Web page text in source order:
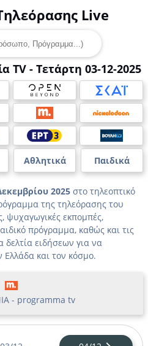
Live
TV - Τετάρτη 03-12-2025
Αθλητικά Παιδικά
2025 στο τηλεοπτικό
της τηλεόρασης του
ψυχαγωγικές εκπομπές,
πρόγραμμα, καθώς και τις
δελτία ειδήσεων για να
Ελλάδα και τον κόσμο.
- programma tv